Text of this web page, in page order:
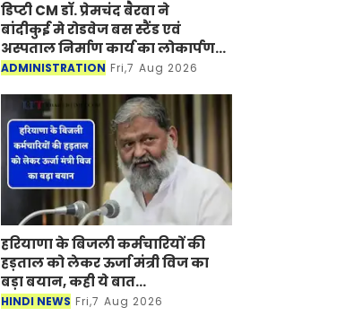
डिप्टी CM डॉ. प्रेमचंद बैरवा ने
बांदीकुई मे रोडवेज बस स्टैंड एवं
अस्पताल निर्माण कार्य का लोकार्पण-
शिलान्यास किया
ADMINISTRATION Fri,7 Aug 2026
हरियाणा के बिजली कर्मचारियों की
हड़ताल को लेकर ऊर्जा मंत्री विज का
बड़ा बयान, कही ये बात...
HINDI NEWS Fri,7 Aug 2026